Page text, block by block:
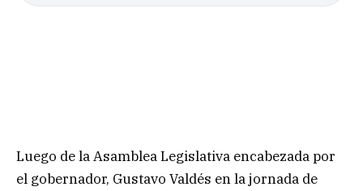
Luego de la Asamblea Legislativa encabezada por
el gobernador, Gustavo Valdés en la jornada de